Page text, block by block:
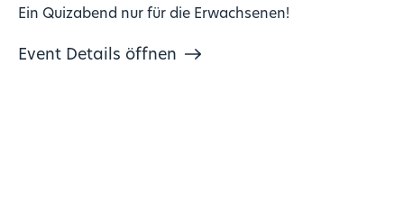
Ein Quizabend nur für die Erwachsenen!
Event Details öffnen